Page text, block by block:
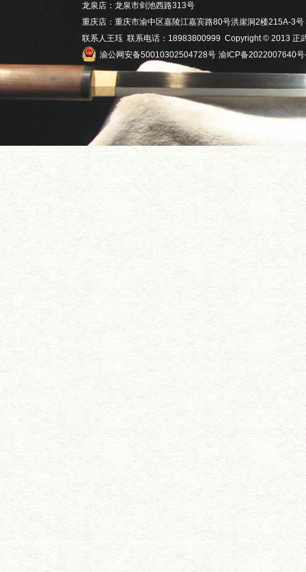
龙泉店：龙泉市剑池西路313号
重庆店：重庆市渝中区嘉陵江嘉宾路80号洪崖洞2楼215A-3号
联系人王珏 联系电话：18983800999 Copyright © 2013 正
渝公网安备50010302504728号 渝ICP备2022007640